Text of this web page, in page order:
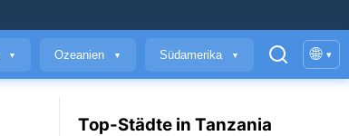
▼ Ozeanien ▼ Südamerika ▼ 🌐 ▾
Top-Städte in Tanzania